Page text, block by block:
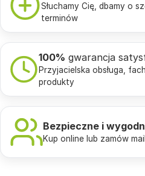
Słuchamy Cię, dbamy o
terminów
100% gwarancja
Przyjacielska obsługa,
produkty
Bezpieczne i
Kup online lub zamów